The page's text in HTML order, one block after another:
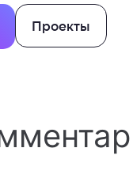
Проекты